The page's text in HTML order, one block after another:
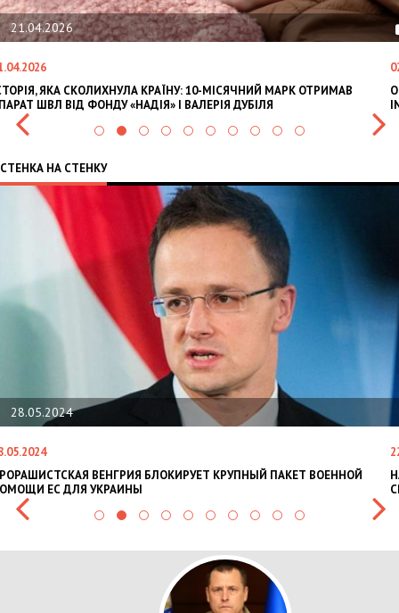
21.04.2026
ЯКА СКОЛИХНУЛА КРАЇНУ: 10-МІСЯЧНИЙ МАРК ОТРИМАВ
ШВЛ ВІД ФОНДУ «НАДІЯ» І ВАЛЕРІЯ ДУБІЛЯ
СТЕНКА НА СТЕНКУ
28.05.2024
ВЕНГРИЯ БЛОКИРУЕТ КРУПНЫЙ ПАКЕТ ВОЕННОЙ
ЕС ДЛЯ УКРАИНЫ